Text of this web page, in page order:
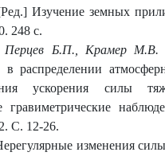
Изучение земных
248 с.
Перцев Б.П., Крамер М.В.
в распределении
ускорения силы
гравиметрические
С. 12-26.
изменения